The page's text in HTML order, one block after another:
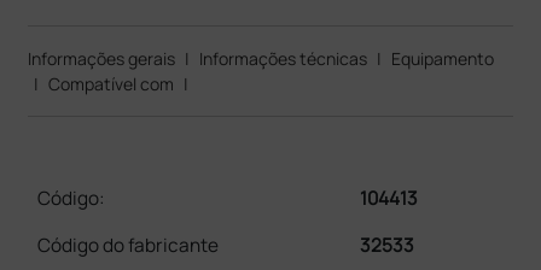
Informações gerais | Informações técnicas | Equipamento
| Compatível com |
Código:
104413
Código do fabricante
32533